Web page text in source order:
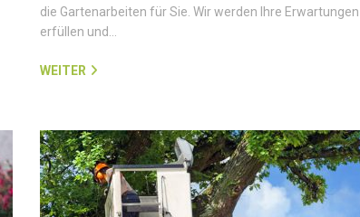
die Gartenarbeiten für Sie. Wir werden Ihre Erwartungen
erfüllen und…
WEITER